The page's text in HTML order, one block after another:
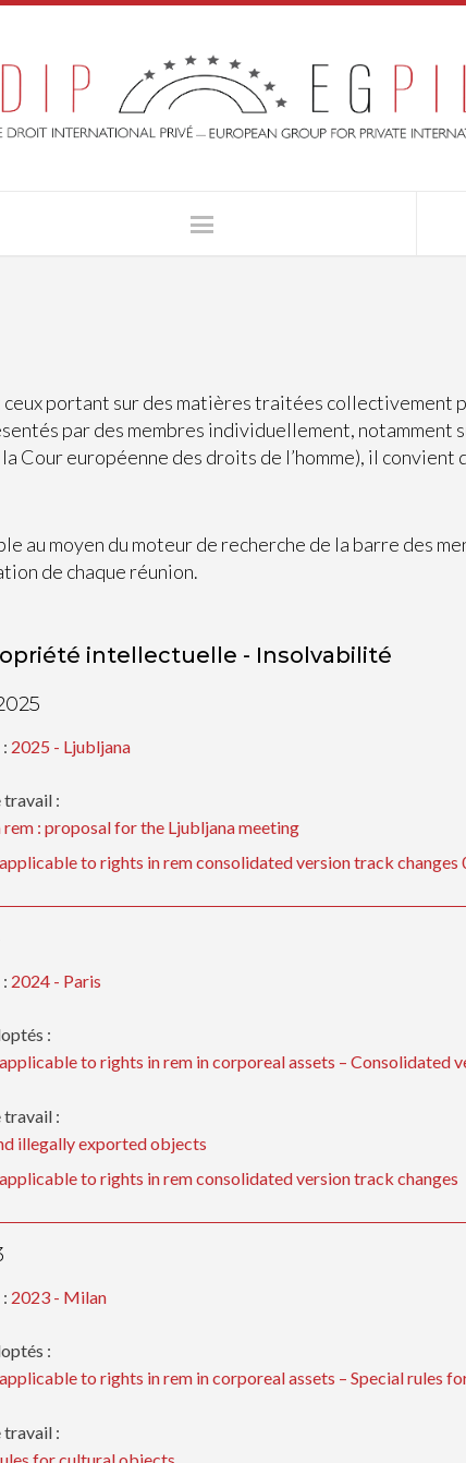
portant sur des matières traitées collectivement
par des membres individuellement,
Cour européenne des droits de l’homme), il
au moyen du moteur de recherche de la barre des
de chaque réunion.
intellectuelle - Insolvabilité
2025 - Ljubljana
travail :
rem : proposal for the Ljubljana meeting
to rights in rem consolidated version track changes
2024 - Paris
:
to rights in rem in corporeal assets – Consolidated
travail :
illegally exported objects
to rights in rem consolidated version track changes
2023 - Milan
:
to rights in rem in corporeal assets – Special rules
travail :